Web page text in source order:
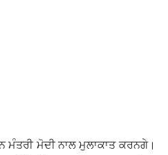
ਮੰਤਰੀ ਮੋਦੀ ਨਾਲ ਮੁਲਾਕਾਤ ਕਰਨਗੇ।